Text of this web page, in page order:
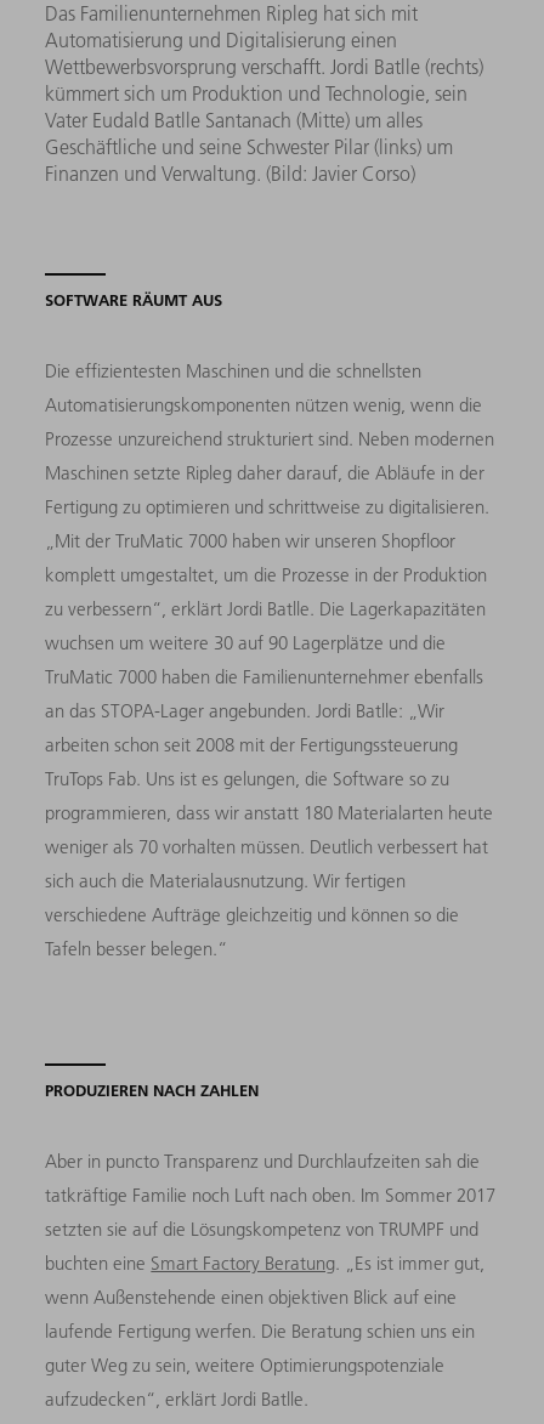
Das Fami­lienunternehmen Ripleg hat sich mit
Automatisierung und Digitalisierung einen
Wettbewerbsvorsprung verschafft. Jordi Batlle (rechts)
kümmert sich um Produktion und Technologie, sein
Vater Eudald Batlle Santanach (Mitte) um alles
Geschäftliche und seine Schwester Pilar (links) um
Finanzen und Verwaltung. (Bild: Javier Corso)
SOFTWARE RÄUMT AUS
Die effizientesten Maschinen und die schnellsten
Automatisierungs­komponenten nützen wenig, wenn die
Prozesse unzureichend strukturiert sind. Neben modernen
Maschinen setzte Ripleg daher darauf, die Abläufe in der
Fertigung zu optimieren und schritt­weise zu digitalisieren.
„Mit der TruMatic 7000 haben wir unseren Shopfloor
komplett umgestaltet, um die Prozesse in der Produk­tion
zu verbessern“, erklärt Jordi Batlle. Die Lagerkapazitäten
wuchsen um weitere 30 auf 90 Lagerplätze und die
TruMatic 7000 haben die Familienunternehmer ebenfalls
an das STOPA-Lager angebunden. Jordi Batlle: „Wir
arbeiten schon seit 2008 mit der Fertigungssteuerung
TruTops Fab. Uns ist es gelungen, die Soft­ware so zu
programmieren, dass wir anstatt 180 Materialarten heute
weniger als 70 vorhalten müssen. Deutlich verbessert hat
sich auch die Materialausnutzung. Wir fertigen
verschiedene Auf­träge gleichzeitig und können so die
Tafeln besser belegen.“
PRODUZIEREN NACH ZAHLEN
Aber in puncto Transparenz und Durchlaufzeiten sah die
tatkräftige Familie noch Luft nach oben. Im Sommer 2017
setzten sie auf die Lösungskompetenz von TRUMPF und
buchten eine Smart Factory Beratung. „Es ist immer gut,
wenn Außenstehende einen objekti­ven Blick auf eine
laufende Fertigung werfen. Die Beratung schien uns ein
guter Weg zu sein, weitere Optimierungspotenziale
aufzu­decken“, erklärt Jordi Batlle.